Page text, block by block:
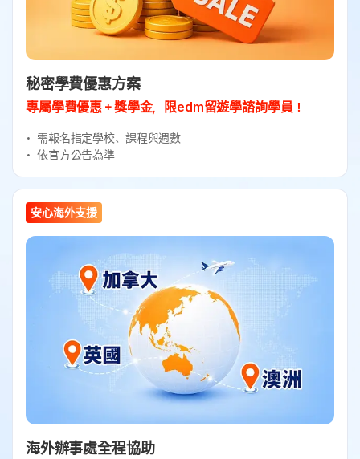
秘密學費優惠方案
專屬學費優惠＋獎學金，限edm留遊學諮詢學員！
需報名指定學校、課程與週數
依官方公告為準
安心海外支援
海外辦事處全程協助